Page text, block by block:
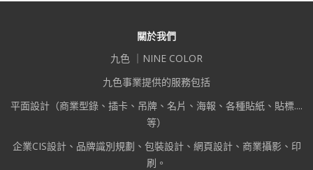
關於我們
九色 ｜NINE COLOR
九色事業提供的服務包括
平面設計（商業型錄、插卡、吊牌、名片、海報、各種貼紙、貼標....
等）
企業CIS設計、品牌識別規劃、包裝設計、網頁設計、商業攝影、印
刷。